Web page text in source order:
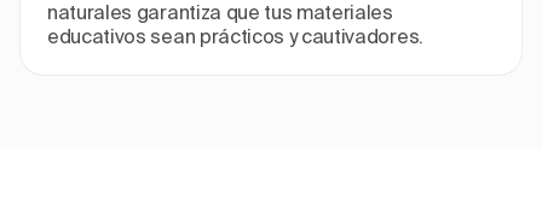
naturales garantiza que tus materiales
educativos sean prácticos y cautivadores.